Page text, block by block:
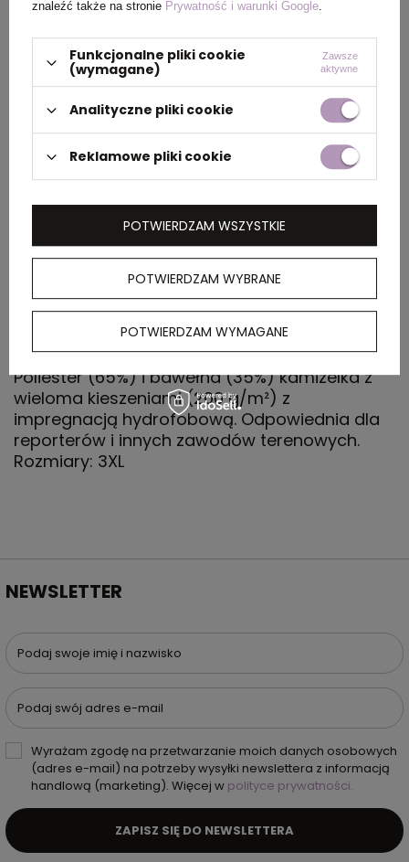
kartonu
zewnętrznego
(m)
Ilość szt. w
kartonie
wewnętrznym
1
(kg)
Poliester (65%) i bawełna (35%) kamizelka z
wieloma kieszeniami (200 g/m²) z
impregnacją hydrofobową. Odpowiednia dla
reporterów i innych zawodów terenowych.
Rozmiary: 3XL
NEWSLETTER
Podaj swoje imię i nazwisko
Podaj swój adres e-mail
Wyrażam zgodę na przetwarzanie moich danych osobowych
(adres e-mail) na potrzeby wysyłki newslettera z informacją
handlową (marketing). Więcej w polityce prywatności.
ZAPISZ SIĘ DO NEWSLETTERA
znaleźć także na stronie Prywatność i warunki Google.
Funkcjonalne pliki cookie
(wymagane)
Zawsze
aktywne
Analityczne pliki cookie
Reklamowe pliki cookie
POTWIERDZAM WYBRANE
POTWIERDZAM WYMAGANE
POTWIERDZAM WSZYSTKIE